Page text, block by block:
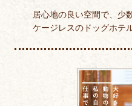
居心地の良い空間で、少
ケージレスのドッグホテ